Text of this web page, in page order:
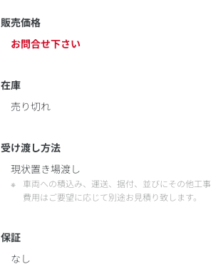
販売価格
お問合せ下さい
在庫
売り切れ
受け渡し方法
現状置き場渡し
車両への積込み、運送、据付、並びにその他工事
費用はご要望に応じて別途お見積り致します。
保証
なし